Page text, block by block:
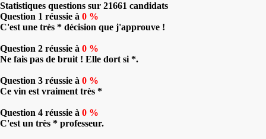
Statistiques questions sur 21661 candidats
Question 1 réussie à 0 %
C'est une très * décision que j'approuve !
Question 2 réussie à 0 %
Ne fais pas de bruit ! Elle dort si *.
Question 3 réussie à 0 %
Ce vin est vraiment très *
Question 4 réussie à 0 %
C'est un très * professeur.